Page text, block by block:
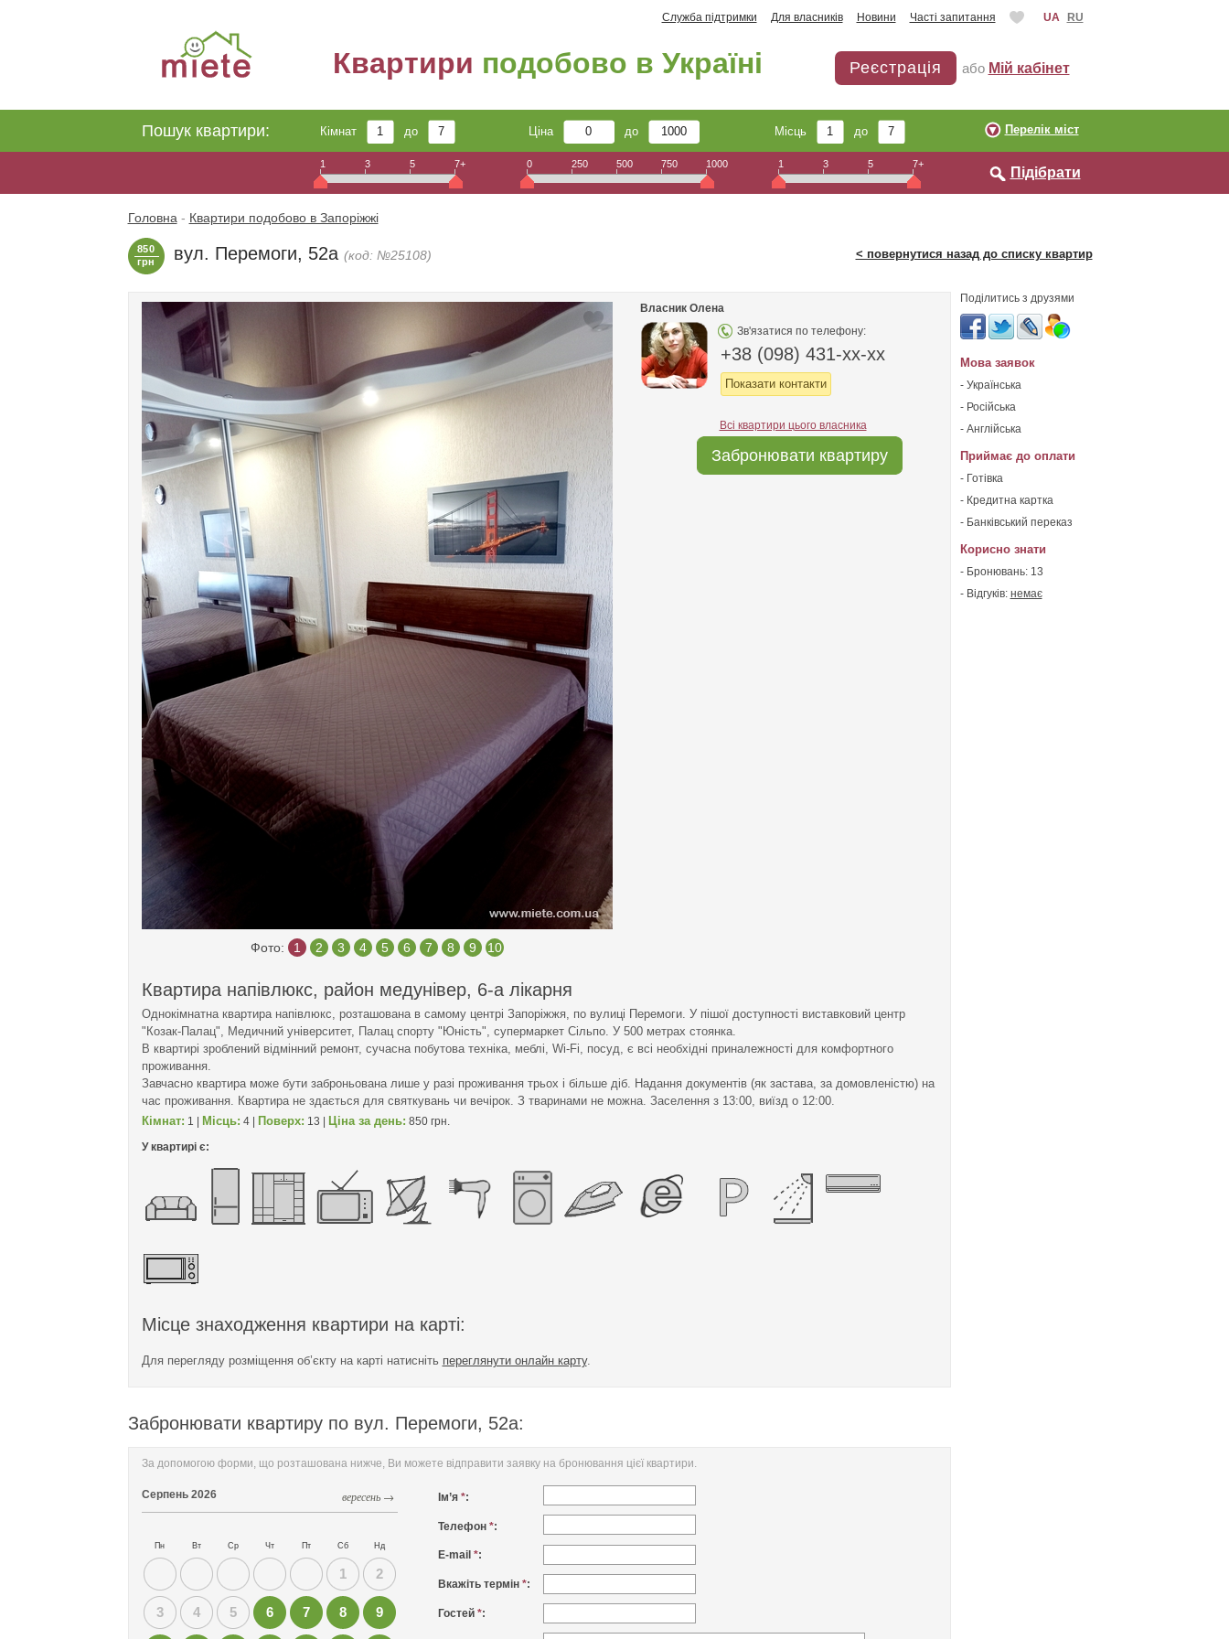
Служба підтримки Для власників Новини Часті запитання UA RU
Квартири подобово в Україні Реєстрація або Мій кабінет
Пошук квартири: Кімнат до Ціна до Місць до Перелік міст
1 3 5 7+ 0 250 500 750 1000 1 3 5 7+
Підібрати
Головна - Квартири подобово в Запоріжжі
< повернутися назад до списку квартир
850
грн
вул. Перемоги, 52а (код: №25108)
Поділитись з друзями
Мова заявок
- Українська
- Російська
- Англійська
Приймає до оплати
- Готівка
- Кредитна картка
- Банківський переказ
Корисно знати
- Бронювань: 13
- Відгуків: немає
Фото: 1 2 3 4 5 6 7 8 9 10
Власник Олена
Зв'язатися по телефону:
+38 (098) 431-xx-xx
Показати контакти
Всі квартири цього власника
Забронювати квартиру
Квартира напівлюкс, район медунівер, 6-а лікарня
Однокімнатна квартира напівлюкс, розташована в самому центрі Запоріжжя, по вулиці Перемоги. У пішої доступності виставковий центр
"Козак-Палац", Медичний університет, Палац спорту "Юність", супермаркет Сільпо. У 500 метрах стоянка.
В квартирі зроблений відмінний ремонт, сучасна побутова техніка, меблі, Wi-Fi, посуд, є всі необхідні приналежності для комфортного
проживання.
Завчасно квартира може бути заброньована лише у разі проживання трьох і більше діб. Надання документів (як застава, за домовленістю) на
час проживання. Квартира не здається для святкувань чи вечірок. З тваринами не можна. Заселення з 13:00, виїзд о 12:00.
Кімнат: 1 | Місць: 4 | Поверх: 13 | Ціна за день: 850 грн.
У квартирі є:
Місце знаходження квартири на карті:
Для перегляду розміщення об’єкту на карті натисніть переглянути онлайн карту.
Забронювати квартиру по вул. Перемоги, 52а:
За допомогою форми, що розташована нижче, Ви можете відправити заявку на бронювання цієї квартири.
вересень →
Серпень 2026
Пн Вт Ср Чт Пт Сб Нд
1 2
3 4 5 6 7 8 9
Ім’я *:
Телефон *:
E-mail *:
Вкажіть термін *:
Гостей *: